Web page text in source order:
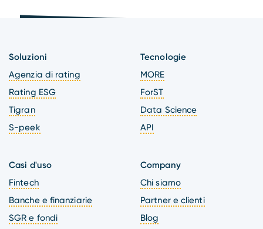
Soluzioni
Agenzia di rating
Rating ESG
Tigran
S-peek
Tecnologie
MORE
ForST
Data Science
API
Casi d'uso
Fintech
Banche e finanziarie
SGR e fondi
Company
Chi siamo
Partner e clienti
Blog